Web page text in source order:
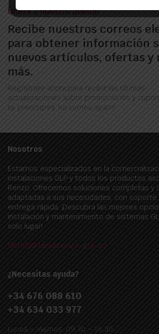
Únete a nuestro boletín
Recibe nuestros correos
para obtener información
nuevos artículos, ofertas y
más.
Regístrate ahora para recibir las últimas
actualizaciones sobre promociones y
te preocupes, no somos spam!
Nosotros
Estamos especializados en la
instalaciones GLP y todos los productos
Renzo. Ofrecemos soluciones completas y
adaptadas a sus necesidades, con soporte
entrega rápida. ¡Descubra las mejores
instalación y mantenimiento de sistemas
solo lugar!
tienda@landirenzo-glp.es
¿Necesitas ayuda?
+34 676 088 610
+34 634 033 977
Lunes – Viernes: 09:30 – 18:30